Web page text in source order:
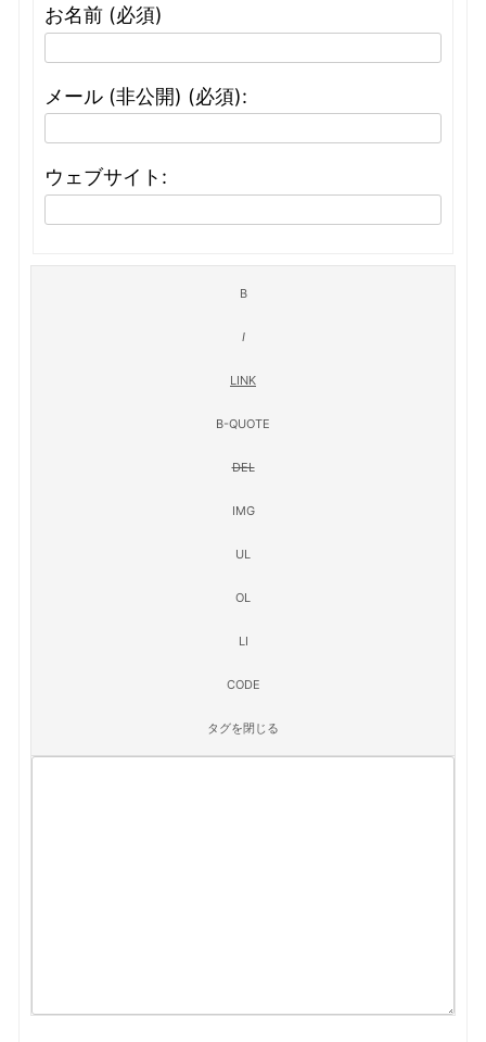
お名前 (必須)
メール (非公開) (必須):
ウェブサイト: